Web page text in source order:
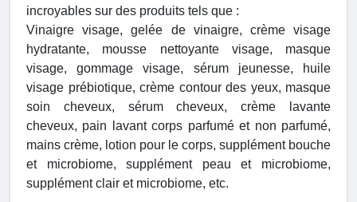
incroyables sur des produits tels que :
Vinaigre visage, gelée de vinaigre, crème visage
hydratante, mousse nettoyante visage, masque
visage, gommage visage, sérum jeunesse, huile
visage prébiotique, crème contour des yeux, masque
soin cheveux, sérum cheveux, crème lavante
cheveux, pain lavant corps parfumé et non parfumé,
mains crème, lotion pour le corps, supplément bouche
et microbiome, supplément peau et microbiome,
supplément clair et microbiome, etc.